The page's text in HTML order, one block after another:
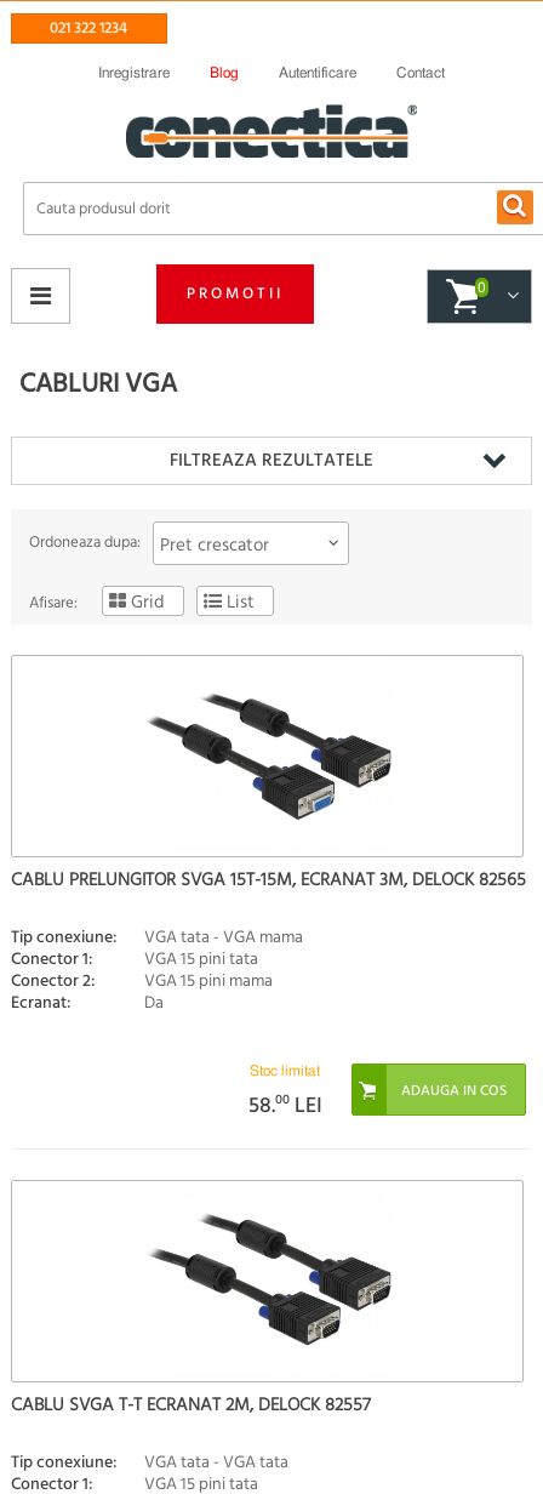
021 322 1234
Inregistrare Blog Autentificare Contact
PROMOTII 0
CABLURI VGA
FILTREAZA REZULTATELE
Ordoneaza dupa: Pret crescator
Afisare: Grid List
CABLU PRELUNGITOR SVGA 15T-15M, ECRANAT 3M, DELOCK 82565
Tip conexiune: VGA tata - VGA mama
Conector 1: VGA 15 pini tata
Conector 2: VGA 15 pini mama
Ecranat: Da
Stoc limitat
58.00 LEI
CABLU SVGA T-T ECRANAT 2M, DELOCK 82557
Tip conexiune: VGA tata - VGA tata
Conector 1: VGA 15 pini tata